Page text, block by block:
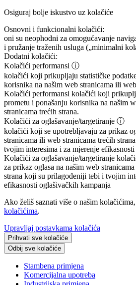
Osiguraj bolje iskustvo uz kolačiće
Osnovni i funkcionalni kolačići:
oni su neophodni za omogućavanje
i pružanje traženih usluga („minimalni
Dodatni kolačići:
Kolačići performansi ⓘ
kolačići koji prikupljaju statističke
korisnika na našim web stranicama ili
Kolačići performansi kolačići koji
prometu i ponašanju korisnika na našim
stranicama trećih strana.
Kolačići za oglašavanje/targetiranje ⓘ
kolačići koji se upotrebljavaju za prikaz
stranicama ili web stranicama trećih
tvojim interesima i za mjerenje
Kolačići za oglašavanje/targetiranje
za prikaz oglasa na našim web
strana koji su prilagođeniji tebi i tvojim
efikasnosti oglašivačkih kampanja
Ako želiš saznati više o našim
kolačićima.
Upravljaj postavkama kolačića
Prihvati sve kolačiće
Odbij sve kolačiće
Stambena primjena
Komercijalna upotreba